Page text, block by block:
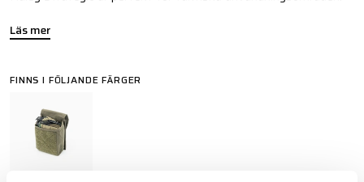
Läs mer
FINNS I FÖLJANDE FÄRGER